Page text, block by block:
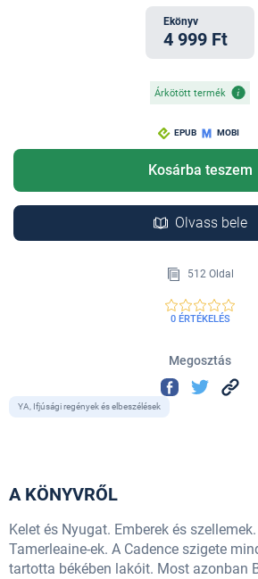
Ekönyv
4 999 Ft
Árkötött termék
EPUB MOBI
Kosárba teszem
Olvass bele
512 Oldal
0 ÉRTÉKELÉS
Megosztás
YA, Ifjúsági regények és elbeszélések
A KÖNYVRŐL
Kelet és Nyugat. Emberek és
Tamerleaine-ek. A Cadence szigete
tartotta békében lakóit. Most azonban